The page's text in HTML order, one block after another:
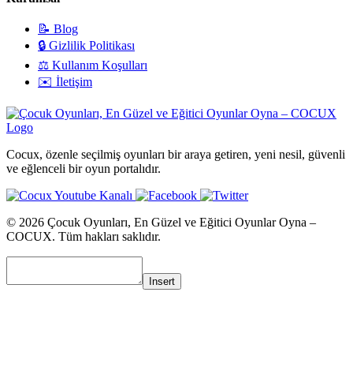
📝 Blog
🔒 Gizlilik Politikası
⚖️ Kullanım Koşulları
✉️ İletişim
Cocux, özenle seçilmiş oyunları bir araya getiren, yeni nesil, güvenli
ve eğlenceli bir oyun portalıdır.
© 2026 Çocuk Oyunları, En Güzel ve Eğitici Oyunlar Oyna –
COCUX. Tüm hakları saklıdır.
Insert